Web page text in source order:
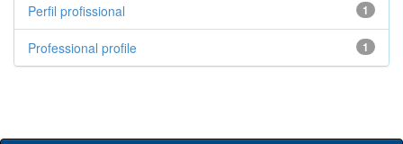
1
Perfil profissional
1
Professional profile